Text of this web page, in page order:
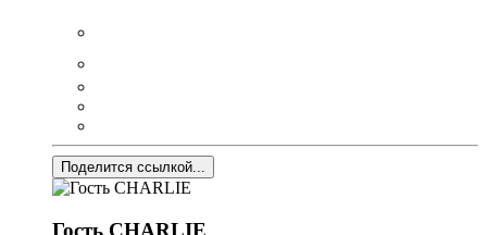
Поделится ссылкой...
Гость CHARLIE